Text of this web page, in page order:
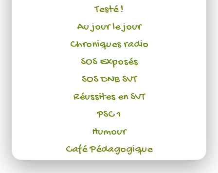
Testé !
Au jour le jour
Chroniques radio
SOS Exposés
SOS DNB SVT
Réussites en SVT
PSC 1
Humour
Café Pédagogique